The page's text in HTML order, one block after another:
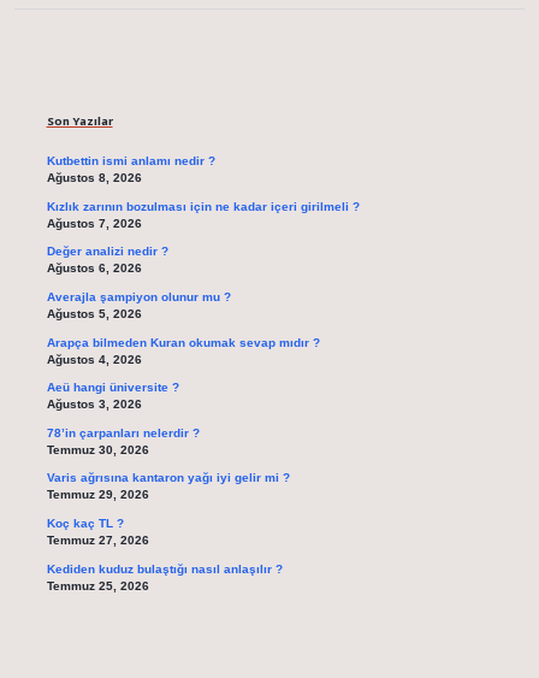
Son Yazılar
Kutbettin ismi anlamı nedir ?
Ağustos 8, 2026
Kızlık zarının bozulması için ne kadar içeri girilmeli ?
Ağustos 7, 2026
Değer analizi nedir ?
Ağustos 6, 2026
Averajla şampiyon olunur mu ?
Ağustos 5, 2026
Arapça bilmeden Kuran okumak sevap mıdır ?
Ağustos 4, 2026
Aeü hangi üniversite ?
Ağustos 3, 2026
78’in çarpanları nelerdir ?
Temmuz 30, 2026
Varis ağrısına kantaron yağı iyi gelir mi ?
Temmuz 29, 2026
Koç kaç TL ?
Temmuz 27, 2026
Kediden kuduz bulaştığı nasıl anlaşılır ?
Temmuz 25, 2026